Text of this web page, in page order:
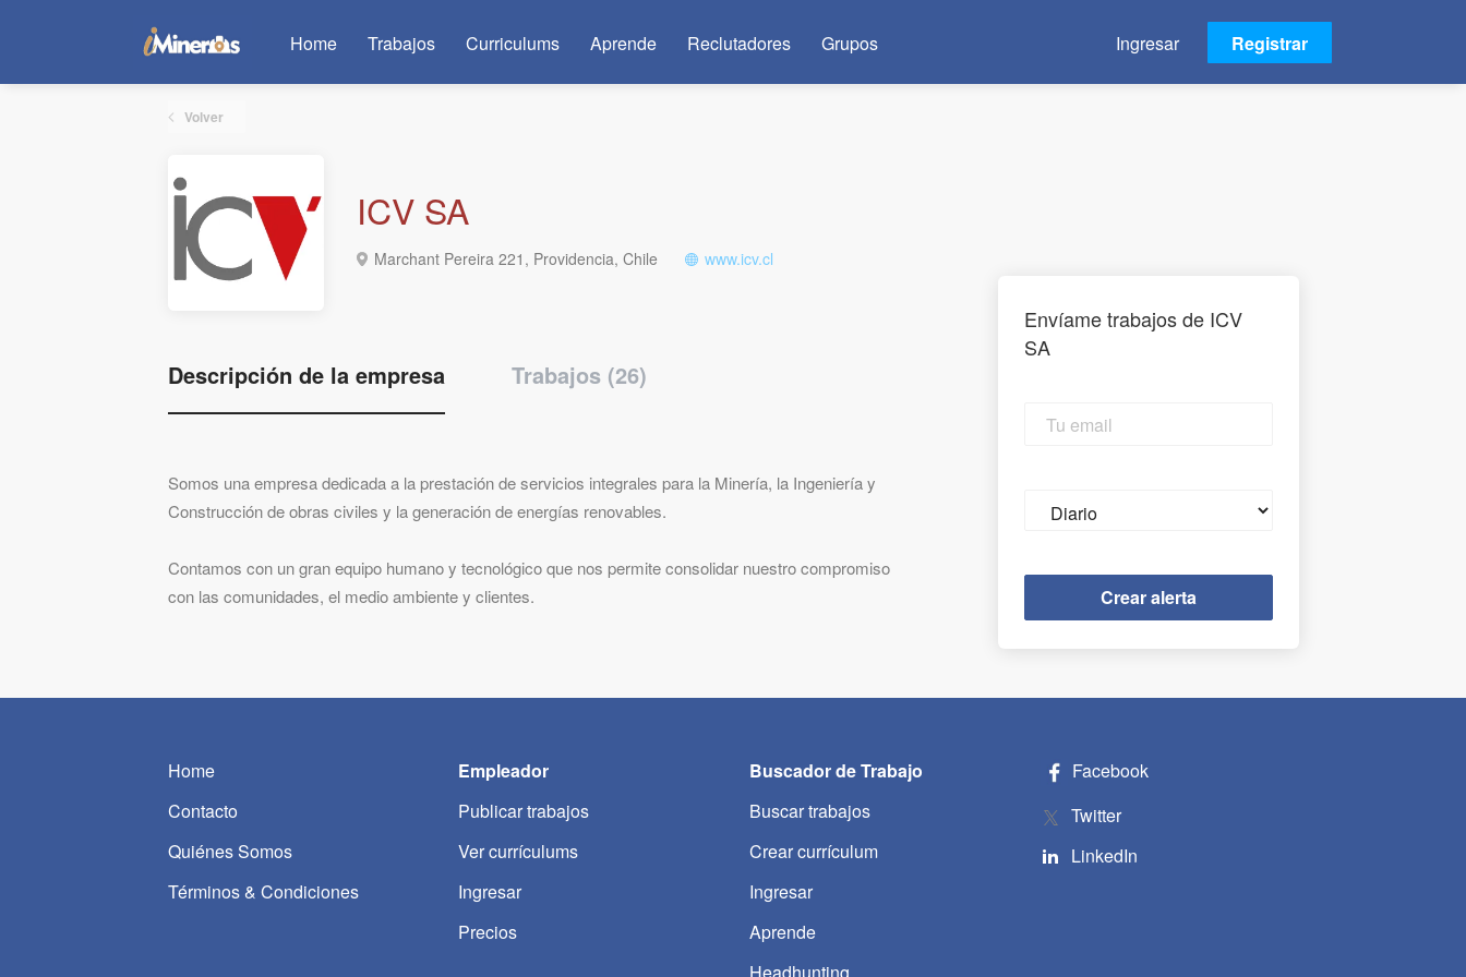
Ingresar Registrar
Home Trabajos Curriculums Aprende Reclutadores Grupos
Volver
ICV SA
Marchant Pereira 221, Providencia, Chile www.icv.cl
Descripción de la empresa Trabajos (26)
Somos una empresa dedicada a la prestación de servicios integrales para la Minería, la Ingeniería y
Construcción de obras civiles y la generación de energías renovables.
Contamos con un gran equipo humano y tecnológico que nos permite consolidar nuestro compromiso
con las comunidades, el medio ambiente y clientes.
Envíame trabajos de ICV
SA
email
frequency
Home
Contacto
Quiénes Somos
Términos & Condiciones
Empleador
Publicar trabajos
Ver currículums
Ingresar
Precios
Buscador de Trabajo
Buscar trabajos
Crear currículum
Ingresar
Aprende
Facebook
Twitter
LinkedIn